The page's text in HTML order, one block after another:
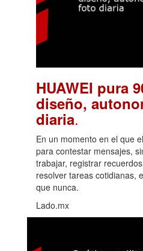
HUAWEI pura
diseño,
diaria.
En un momento en el que
para contestar mensajes,
trabajar, registrar
resolver tareas cotidianas,
que nunca.
Lado.mx